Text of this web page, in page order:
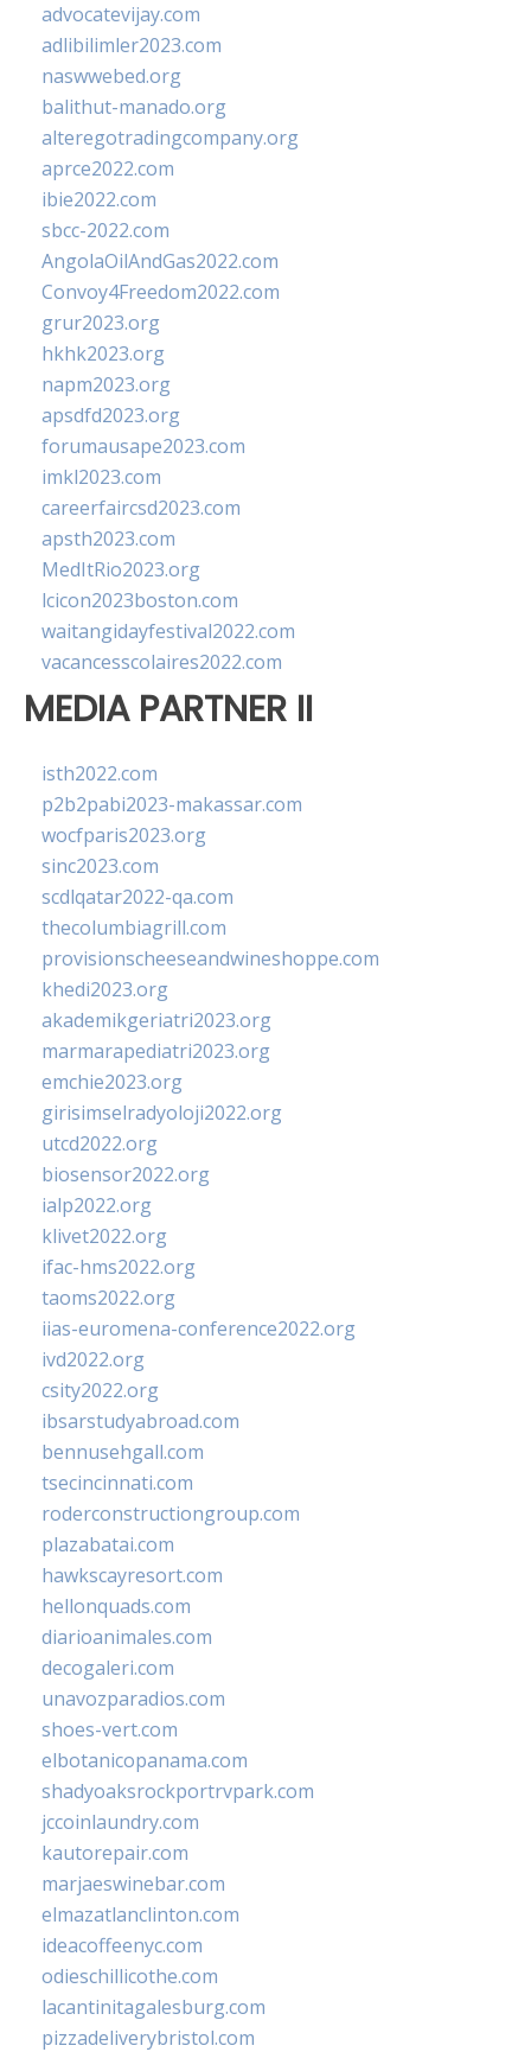
advocatevijay.com
adlibilimler2023.com
naswwebed.org
balithut-manado.org
alteregotradingcompany.org
aprce2022.com
ibie2022.com
sbcc-2022.com
AngolaOilAndGas2022.com
Convoy4Freedom2022.com
grur2023.org
hkhk2023.org
napm2023.org
apsdfd2023.org
forumausape2023.com
imkl2023.com
careerfaircsd2023.com
apsth2023.com
MedItRio2023.org
lcicon2023boston.com
waitangidayfestival2022.com
vacancesscolaires2022.com
MEDIA PARTNER II
isth2022.com
p2b2pabi2023-makassar.com
wocfparis2023.org
sinc2023.com
scdlqatar2022-qa.com
thecolumbiagrill.com
provisionscheeseandwineshoppe.com
khedi2023.org
akademikgeriatri2023.org
marmarapediatri2023.org
emchie2023.org
girisimselradyoloji2022.org
utcd2022.org
biosensor2022.org
ialp2022.org
klivet2022.org
ifac-hms2022.org
taoms2022.org
iias-euromena-conference2022.org
ivd2022.org
csity2022.org
ibsarstudyabroad.com
bennusehgall.com
tsecincinnati.com
roderconstructiongroup.com
plazabatai.com
hawkscayresort.com
hellonquads.com
diarioanimales.com
decogaleri.com
unavozparadios.com
shoes-vert.com
elbotanicopanama.com
shadyoaksrockportrvpark.com
jccoinlaundry.com
kautorepair.com
marjaeswinebar.com
elmazatlanclinton.com
ideacoffeenyc.com
odieschillicothe.com
lacantinitagalesburg.com
pizzadeliverybristol.com